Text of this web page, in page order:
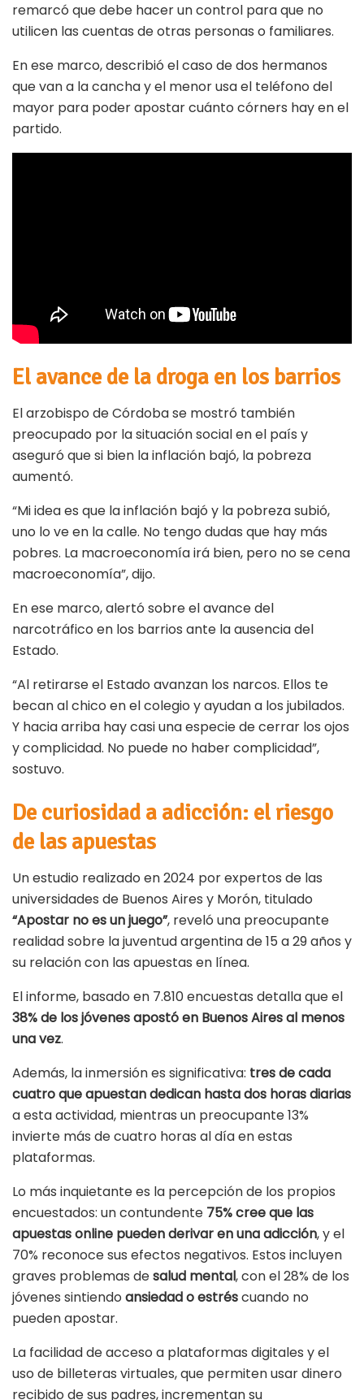
remarcó que debe hacer un control para que no
utilicen las cuentas de otras personas o familiares.
En ese marco, describió el caso de dos hermanos
que van a la cancha y el menor usa el teléfono del
mayor para poder apostar cuánto córners hay en el
partido.
El avance de la droga en los barrios
El arzobispo de Córdoba se mostró también
preocupado por la situación social en el país y
aseguró que si bien la inflación bajó, la pobreza
aumentó.
“Mi idea es que la inflación bajó y la pobreza subió,
uno lo ve en la calle. No tengo dudas que hay más
pobres. La macroeconomía irá bien, pero no se cena
macroeconomía”, dijo.
En ese marco, alertó sobre el avance del
narcotráfico en los barrios ante la ausencia del
Estado.
“Al retirarse el Estado avanzan los narcos. Ellos te
becan al chico en el colegio y ayudan a los jubilados.
Y hacia arriba hay casi una especie de cerrar los ojos
y complicidad. No puede no haber complicidad”,
sostuvo.
De curiosidad a adicción: el riesgo
de las apuestas
Un estudio realizado en 2024 por expertos de las
universidades de Buenos Aires y Morón, titulado
“Apostar no es un juego”, reveló una preocupante
realidad sobre la juventud argentina de 15 a 29 años y
su relación con las apuestas en línea.
El informe, basado en 7.810 encuestas detalla que el
38% de los jóvenes apostó en Buenos Aires al menos
una vez.
Además, la inmersión es significativa: tres de cada
cuatro que apuestan dedican hasta dos horas diarias
a esta actividad, mientras un preocupante 13%
invierte más de cuatro horas al día en estas
plataformas.
Lo más inquietante es la percepción de los propios
encuestados: un contundente 75% cree que las
apuestas online pueden derivar en una adicción, y el
70% reconoce sus efectos negativos. Estos incluyen
graves problemas desalud mental, con el 28% de los
jóvenes sintiendo ansiedad o estréscuando no
pueden apostar.
La facilidad de acceso a plataformas digitales y el
uso de billeteras virtuales, que permiten usar dinero
recibido de sus padres, incrementan su